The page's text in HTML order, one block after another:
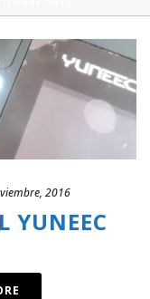
2016
YUNEEC